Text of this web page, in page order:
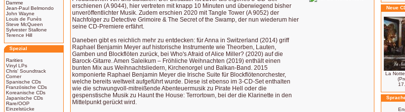
Damme
Jean-Paul Belmondo
John Wayne
Louis de Funès
Steve McQueen
Sylvester Stallone
Terence Hill
Spezial
Rarities
Vinyl LPs
Chris' Soundtrack
Corner
Spanische CDs
Französische CDs
Koreanische CDs
Japanische CDs
Rare/OOP
Einzelstücke
erschienen (A 9044), hier vertreten mit knapp 10 Minuten und überwiegend bisher
unveröffentlichter Musik. Zudem erschien 2020 mit Tangle Tower (A 9052) der
Nachfolger zu Detective Grimoire & The Secret of the Swamp, der nun wiederum hier
seine CD-Premiere erfährt.
Daneben gibt es reichlich mehr zu entdecken: für Anna in Switzerland (2014) griff
Raphael Benjamin Meyer auf historische Instrumente wie Theorben, Lauten,
Gamben und Blockflöten zurück, bei Who's Afraid of Alice Miller? (2020) auf die
Barock-Gitarre. Amen Saleikum – Fröhliche Weihnachten (2019) enthält einen
bunten Mix aus Weihnachtsliedern, Kirchenorgel und Balkan-Band. 2015
komponierte Raphael Benjamin Meyer die Irische Suite für Blockflötenorchester,
welche bereits weltweit aufgeführt wurde. Diese ist ebenso im 3-CD-Set enthalten
wie die schwungvoll-mitreißende Abenteuermusik zu Pirate Hell oder die
gespenstische Musik zu Haunt the House: Terrortown, bei der die Klarinette in den
Mittelpunkt gerückt wird.
Neue
La